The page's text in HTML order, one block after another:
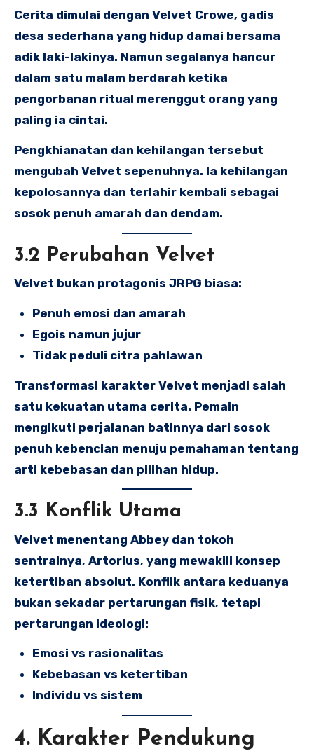
Cerita dimulai dengan Velvet Crowe, gadis
desa sederhana yang hidup damai bersama
adik laki-lakinya. Namun segalanya hancur
dalam satu malam berdarah ketika
pengorbanan ritual merenggut orang yang
paling ia cintai.
Pengkhianatan dan kehilangan tersebut
mengubah Velvet sepenuhnya. Ia kehilangan
kepolosannya dan terlahir kembali sebagai
sosok penuh amarah dan dendam.
3.2 Perubahan Velvet
Velvet bukan protagonis JRPG biasa:
Penuh emosi dan amarah
Egois namun jujur
Tidak peduli citra pahlawan
Transformasi karakter Velvet menjadi salah
satu kekuatan utama cerita. Pemain
mengikuti perjalanan batinnya dari sosok
penuh kebencian menuju pemahaman tentang
arti kebebasan dan pilihan hidup.
3.3 Konflik Utama
Velvet menentang Abbey dan tokoh
sentralnya, Artorius, yang mewakili konsep
ketertiban absolut. Konflik antara keduanya
bukan sekadar pertarungan fisik, tetapi
pertarungan ideologi:
Emosi vs rasionalitas
Kebebasan vs ketertiban
Individu vs sistem
4. Karakter Pendukung